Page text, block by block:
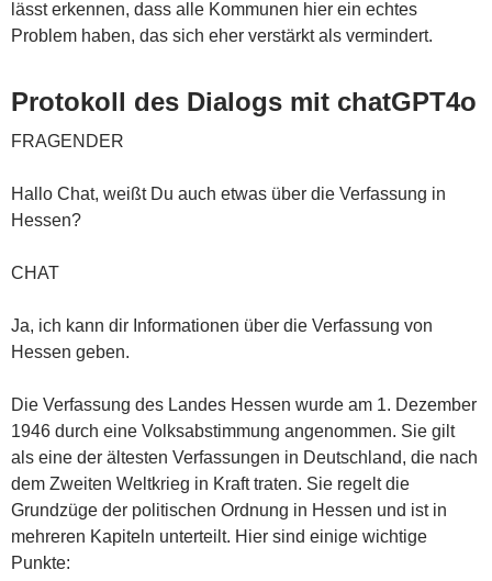
lässt erkennen, dass alle Kommunen hier ein echtes
Problem haben, das sich eher verstärkt als vermindert.
Protokoll des Dialogs mit chatGPT4o
FRAGENDER
Hallo Chat, weißt Du auch etwas über die Verfassung in
Hessen?
CHAT
Ja, ich kann dir Informationen über die Verfassung von
Hessen geben.
Die Verfassung des Landes Hessen wurde am 1. Dezember
1946 durch eine Volksabstimmung angenommen. Sie gilt
als eine der ältesten Verfassungen in Deutschland, die nach
dem Zweiten Weltkrieg in Kraft traten. Sie regelt die
Grundzüge der politischen Ordnung in Hessen und ist in
mehreren Kapiteln unterteilt. Hier sind einige wichtige
Punkte: